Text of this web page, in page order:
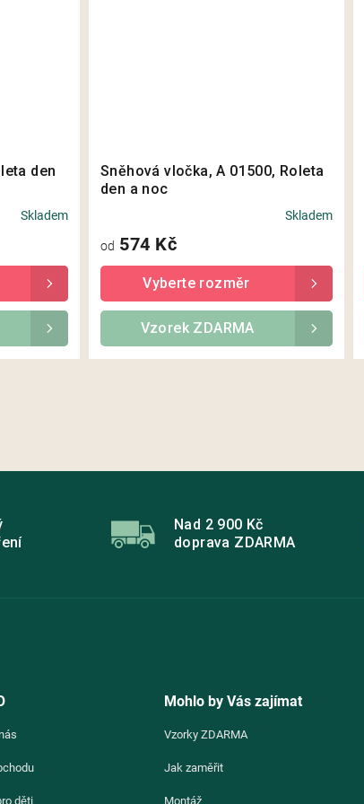
den
Skladem
Sněhová vločka, A 01500, Roleta
den a noc
produktu
je
z
hvězdiček.
Skladem
od 574 Kč
Vzorek ZDARMA
Nad 2 900 Kč
doprava ZDARMA
děti
Mohlo by Vás zajímat
Vzorky ZDARMA
Jak zaměřit
Montáž